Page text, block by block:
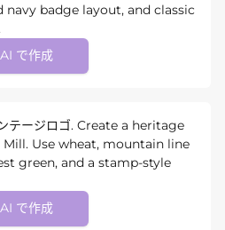
navy badge layout, and classic
AI で作成
テージロゴ. Create a heritage
Use wheat, mountain line
green, and a stamp-style
AI で作成